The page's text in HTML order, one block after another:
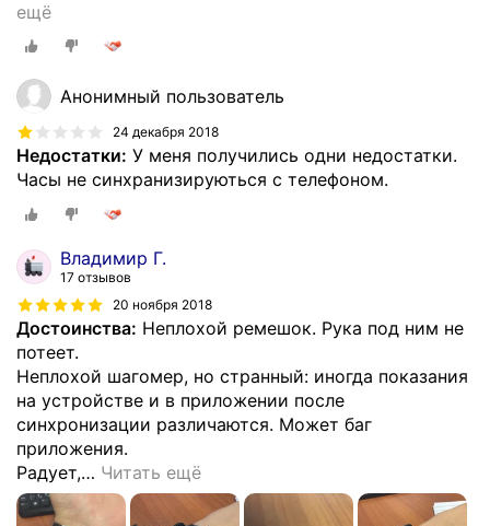
ещё
Анонимный пользователь
24 декабря 2018
Недостатки: У меня получились одни недостатки.
Часы не синхранизируються с телефоном.
Владимир Г.
17 отзывов
20 ноября 2018
Достоинства: Неплохой ремешок. Рука под ним не
потеет.
Неплохой шагомер, но странный: иногда показания
на устройстве и в приложении после
синхронизации различаются. Может баг
приложения.
Радует,… Читать ещё